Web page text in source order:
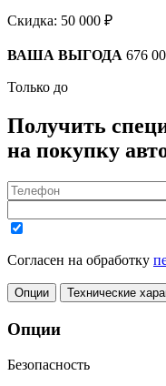
Скидка: 50 000 ₽
ВАША ВЫГОДА 676
Только до
Получить
на покупку
Согласен на обработку
Опции Технические
Опции
Безопасность